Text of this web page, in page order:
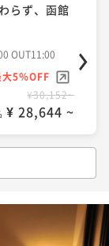
¥ 39,985 ~
◆清掃無しで
OUT11:00
大5％OFF
OUT11:00
¥32,890~
¥ 31,245 ~
テルライフ
OUT12:00
¥ 39,985 ~
らず、函館
OUT11:00
大5％OFF
¥30,152~
¥ 28,644 ~
町で優雅
大5％OFF